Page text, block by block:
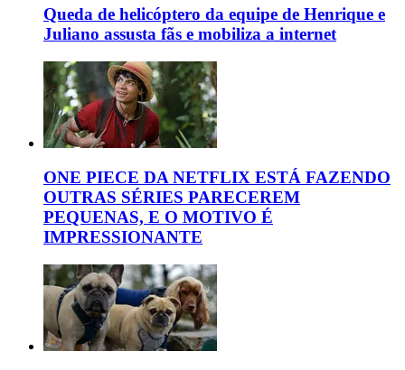
Queda de helicóptero da equipe de Henrique e
Juliano assusta fãs e mobiliza a internet
ONE PIECE DA NETFLIX ESTÁ FAZENDO
OUTRAS SÉRIES PARECEREM
PEQUENAS, E O MOTIVO É
IMPRESSIONANTE